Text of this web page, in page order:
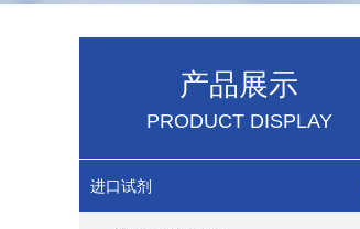
产品展示
PRODUCT DISPLAY
进口试剂